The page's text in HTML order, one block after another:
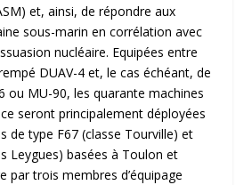
et, ainsi, de répondre aux
sous-marin en corrélation avec
nucléaire. Equipées entre
DUAV-4 et, le cas échéant, de
ou MU-90, les quarante machines
seront principalement déployées
de type F67 (classe Tourville) et
Leygues) basées à Toulon et
par trois membres d’équipage